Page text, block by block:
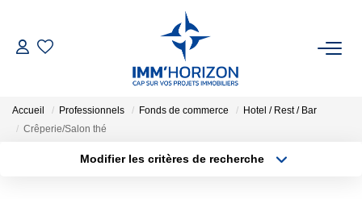
ACHETER
Accueil Professionnels Fonds de commerce
Hotel / Rest / Bar
Crêperie/Salon thé
Modifier les critères de recherche